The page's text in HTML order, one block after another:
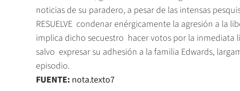
noticias de su paradero, a pesar de las intensas
RESUELVE  condenar enérgicamente la agresión a
implica dicho secuestro  hacer votos por la inmediata
salvo  expresar su adhesión a la familia Edwards,
episodio.
FUENTE: nota.texto7